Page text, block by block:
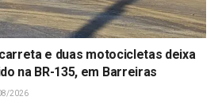
e duas motocicletas deixa
na BR-135, em Barreiras
2026